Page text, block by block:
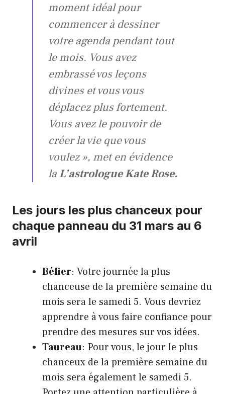
moment idéal pour
commencer à dessiner
votre agenda pendant tout
le mois. Vous avez
embrassé vos leçons
divines et vous vous
déplacez plus fortement.
Vous avez le pouvoir de
créer la vie que vous
voulez », met en évidence
la L’astrologue Kate Rose.
Les jours les plus chanceux pour
chaque panneau du 31 mars au 6
avril
Bélier: Votre journée la plus
chanceuse de la première semaine du
mois sera le samedi 5. Vous devriez
apprendre à vous faire confiance pour
prendre des mesures sur vos idées.
Taureau: Pour vous, le jour le plus
chanceux de la première semaine du
mois sera également le samedi 5.